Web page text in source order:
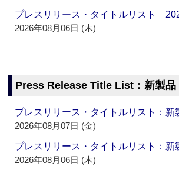
プレスリリース・タイトルリスト
2026年08月06日 (木)
Press Release Title List：新製品
プレスリリース・タイトルリスト：
2026年08月07日 (金)
プレスリリース・タイトルリスト：
2026年08月06日 (木)